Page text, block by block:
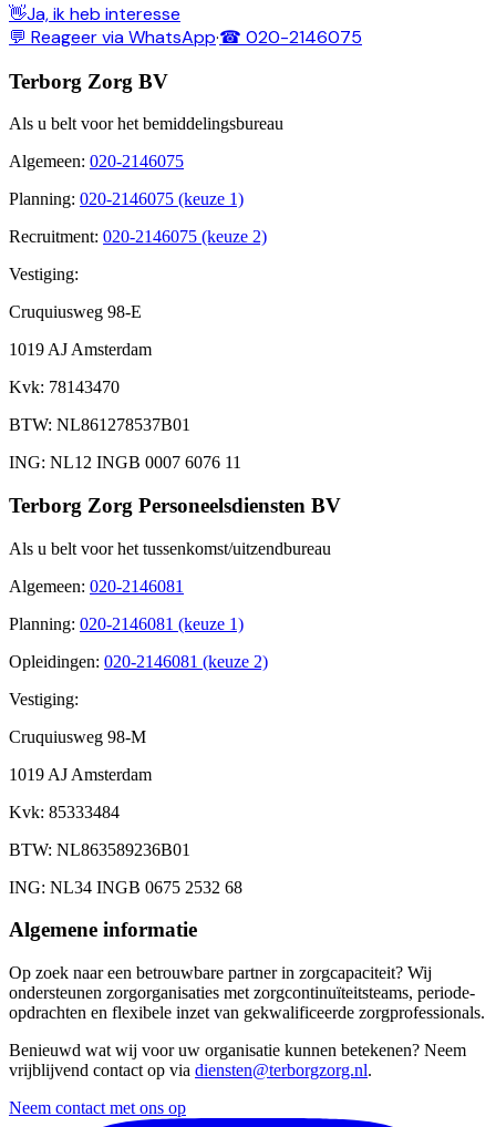
👋Ja, ik heb interesse
💬 Reageer via WhatsApp·☎ 020-2146075
Terborg Zorg BV
Als u belt voor het bemiddelingsbureau
Algemeen: 020-2146075
Planning: 020-2146075 (keuze 1)
Recruitment: 020-2146075 (keuze 2)
Vestiging:
Cruquiusweg 98-E
1019 AJ Amsterdam
Kvk: 78143470
BTW: NL861278537B01
ING: NL12 INGB 0007 6076 11
Terborg Zorg Personeelsdiensten BV
Als u belt voor het tussenkomst/uitzendbureau
Algemeen: 020-2146081
Planning: 020-2146081 (keuze 1)
Opleidingen: 020-2146081 (keuze 2)
Vestiging:
Cruquiusweg 98-M
1019 AJ Amsterdam
Kvk: 85333484
BTW: NL863589236B01
ING: NL34 INGB 0675 2532 68
Algemene informatie
Op zoek naar een betrouwbare partner in zorgcapaciteit? Wij
ondersteunen zorgorganisaties met zorgcontinuïteitsteams, periode-
opdrachten en flexibele inzet van gekwalificeerde zorgprofessionals.
Benieuwd wat wij voor uw organisatie kunnen betekenen? Neem
vrijblijvend contact op via diensten@terborgzorg.nl.
Neem contact met ons op